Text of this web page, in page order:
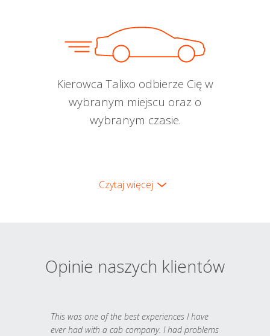
Kierowca Talixo odbierze Cię w
wybranym miejscu oraz o
wybranym czasie.
Czytaj więcej
Opinie naszych klientów
This was one of the best experiences I have
ever had with a cab company. I had problems